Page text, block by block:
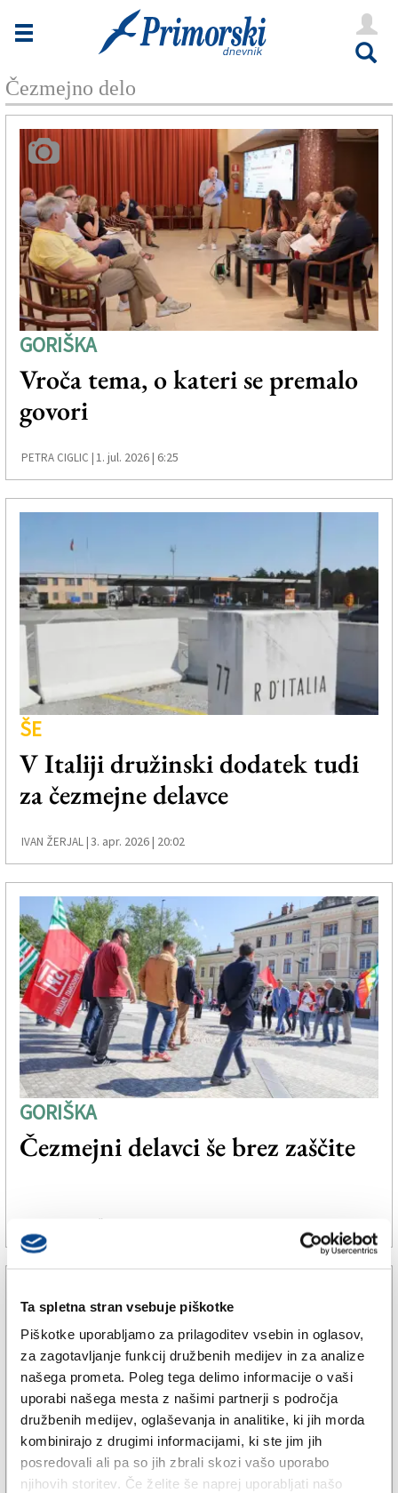
Ta spletna stran vsebuje piškotke
Piškotke uporabljamo za prilagoditev vsebin in oglasov,
za zagotavljanje funkcij družbenih medijev in za analize
našega prometa. Poleg tega delimo informacije o vaši
uporabi našega mesta z našimi partnerji s področja
družbenih medijev, oglaševanja in analitike, ki jih morda
kombinirajo z drugimi informacijami, ki ste jim jih
posredovali ali pa so jih zbrali skozi vašo uporabo
njihovih storitev. Če želite še naprej uporabljati našo
Novice
Goriška
Kultura
Šport
Še
Vreme
V Kioskih
Oglasi
Založnik
Zadruga PD
Naročnine
Čezmejno delo
GORIŠKA
Vroča tema, o kateri se premalo
govori
PETRA CIGLIC |1. jul. 2026 | 6:25
ŠE
V Italiji družinski dodatek tudi
za čezmejne delavce
IVAN ŽERJAL |3. apr. 2026 | 20:02
GORIŠKA
Čezmejni delavci še brez zaščite